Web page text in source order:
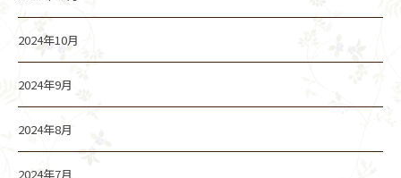
2024年10月
2024年9月
2024年8月
2024年7月